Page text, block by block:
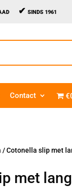
✔SINDS 1961
Contact
/ Cotonella slip met
met